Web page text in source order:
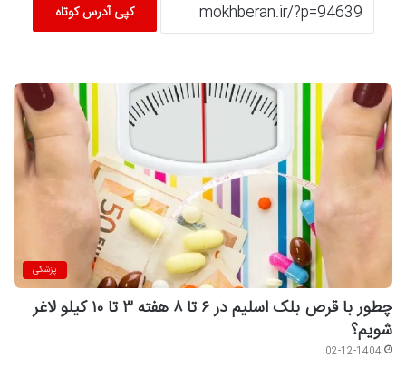
کپی آدرس کوتاه
پزشکی
چطور با قرص بلک اسلیم در ۶ تا ۸ هفته ۳ تا ۱۰ کیلو لاغر
شویم؟
02-12-1404